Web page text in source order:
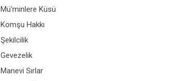
Mü'minlere Küsü
Komşu Hakkı
Şekilcilik
Gevezelik
Manevi Sırlar